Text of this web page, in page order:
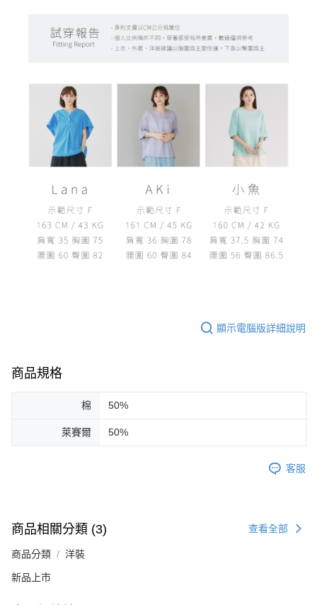
顯示電腦版詳細說明
商品規格
棉 50%
萊賽爾 50%
客服
商品相關分類 (3) 查看全部
商品分類 洋裝
新品上市